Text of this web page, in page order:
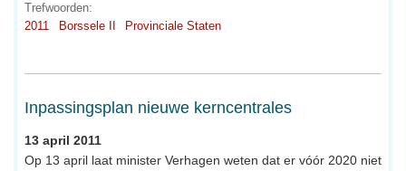
Trefwoorden:
2011
Borssele II Provinciale Staten
Inpassingsplan nieuwe kerncentrales
13 april 2011
Op 13 april laat minister Verhagen weten dat er vóór 2020 niet